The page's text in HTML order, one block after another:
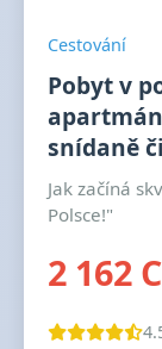
Cestování
Pobyt v
snídaně
Jak začíná
Polsce!"
2 162